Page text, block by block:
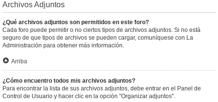
Archivos Adjuntos
¿Qué archivos adjuntos son permitidos en este foro?
Cada foro puede permitir o no ciertos tipos de archivos adjuntos. Si no está
seguro de que tipos de archivos se pueden cargar, comuníquese con La
Administración para obtener más información.
Arriba
¿Cómo encuentro todos mis archivos adjuntos?
Para encontrar la lista de sus archivos adjuntos, debe entrar en el Panel de
Control de Usuario y hacer clic en la opción "Organizar adjuntos".